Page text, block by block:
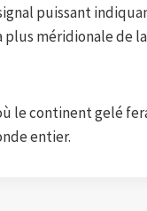
puissant
plus méridionale de
le continent gelé
entier.